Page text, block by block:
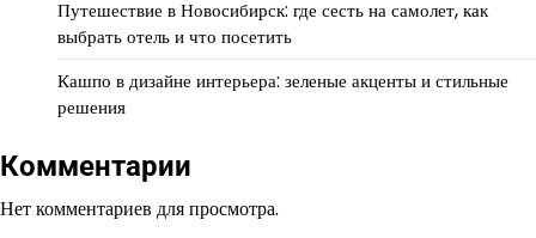
Путешествие в Новосибирск: где сесть на самолет, как
выбрать отель и что посетить
Кашпо в дизайне интерьера: зеленые акценты и стильные
решения
Комментарии
Нет комментариев для просмотра.